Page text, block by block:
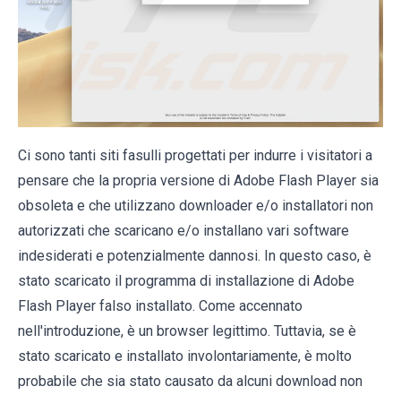
Ci sono tanti siti fasulli progettati per indurre i visitatori a
pensare che la propria versione di Adobe Flash Player sia
obsoleta e che utilizzano downloader e/o installatori non
autorizzati che scaricano e/o installano vari software
indesiderati e potenzialmente dannosi. In questo caso, è
stato scaricato il programma di installazione di Adobe
Flash Player falso installato. Come accennato
nell'introduzione, è un browser legittimo. Tuttavia, se è
stato scaricato e installato involontariamente, è molto
probabile che sia stato causato da alcuni download non